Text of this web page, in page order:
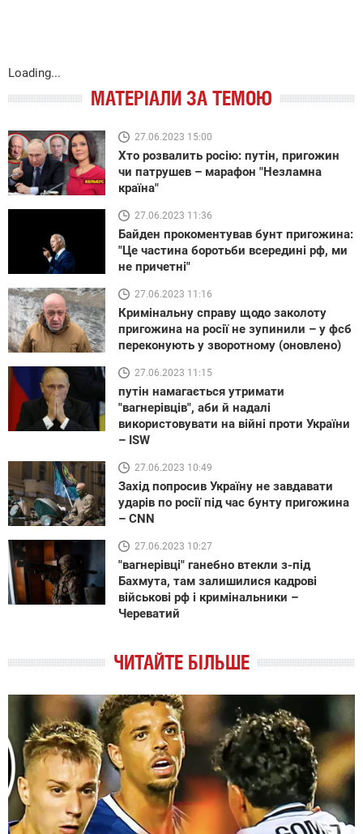
Loading...
МАТЕРІАЛИ ЗА ТЕМОЮ
27.06.2023 15:00
Хто розвалить росію: путін, пригожин
чи патрушев – марафон "Незламна
країна"
27.06.2023 11:36
Байден прокоментував бунт пригожина:
"Це частина боротьби всередині рф, ми
не причетні"
27.06.2023 11:16
Кримінальну справу щодо заколоту
пригожина на росії не зупинили – у фсб
переконують у зворотному (оновлено)
27.06.2023 11:15
путін намагається утримати
"вагнерівців", аби й надалі
використовувати на війні проти України
– ISW
27.06.2023 10:49
Захід попросив Україну не завдавати
ударів по росії під час бунту пригожина
– CNN
27.06.2023 10:27
"вагнерівці" ганебно втекли з-під
Бахмута, там залишилися кадрові
військові рф і кримінальники –
Череватий
ЧИТАЙТЕ БІЛЬШЕ